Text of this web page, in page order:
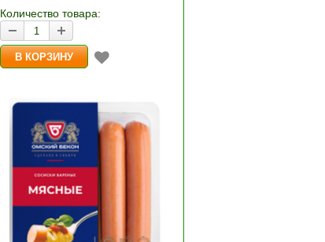
Количество товара: